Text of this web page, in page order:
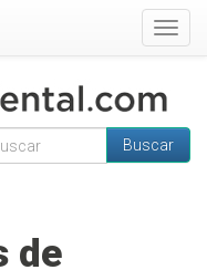
de
Buscar
de